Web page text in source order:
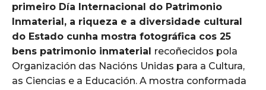
primeiro Día Internacional do Patrimonio
Inmaterial, a riqueza e a diversidade cultural
do Estado cunha mostra fotográfica cos 25
bens patrimonio inmaterial recoñecidos pola
Organización das Nacións Unidas para a Cultura,
as Ciencias e a Educación. A mostra conformada